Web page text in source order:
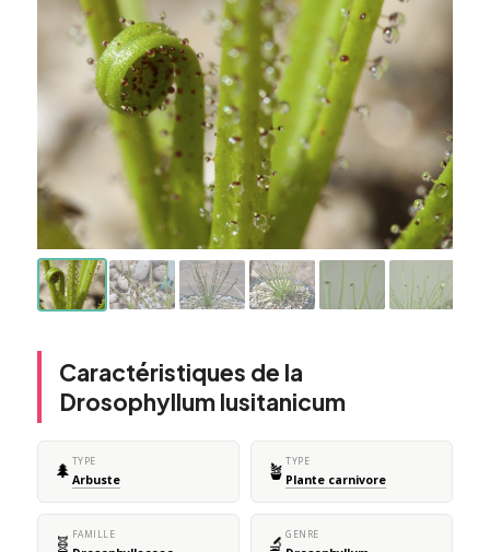
Caractéristiques de la
Drosophyllum lusitanicum
🌲 TYPE
Arbuste 🪴 TYPE
Plante carnivore
🧬 FAMILLE 🔬 GENRE